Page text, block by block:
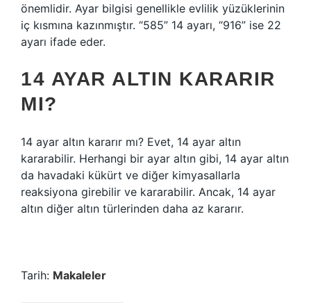
önemlidir. Ayar bilgisi genellikle evlilik yüzüklerinin
iç kısmına kazınmıştır. “585” 14 ayarı, “916” ise 22
ayarı ifade eder.
14 AYAR ALTIN KARARIR
MI?
14 ayar altın kararır mı? Evet, 14 ayar altın
kararabilir. Herhangi bir ayar altın gibi, 14 ayar altın
da havadaki kükürt ve diğer kimyasallarla
reaksiyona girebilir ve kararabilir. Ancak, 14 ayar
altın diğer altın türlerinden daha az kararır.
Tarih: Makaleler